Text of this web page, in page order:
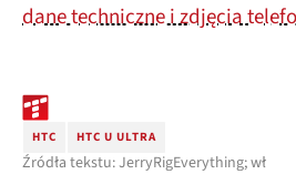
dane techniczne i zdjęcia
HTC HTC U ULTRA
Źródła tekstu: JerryRigEverything; wł